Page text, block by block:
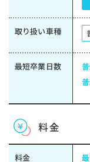
取り扱い車種
最短卒業日数
料金
料金